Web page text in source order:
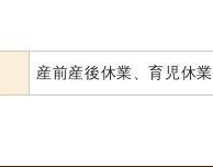
産前産後休業、育児休業